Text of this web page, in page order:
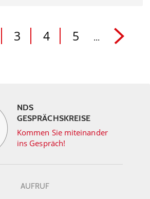
3 4 5 ...
NDS
GESPRÄCHSKREISE
Kommen Sie miteinander
ins Gespräch!
AUFRUF